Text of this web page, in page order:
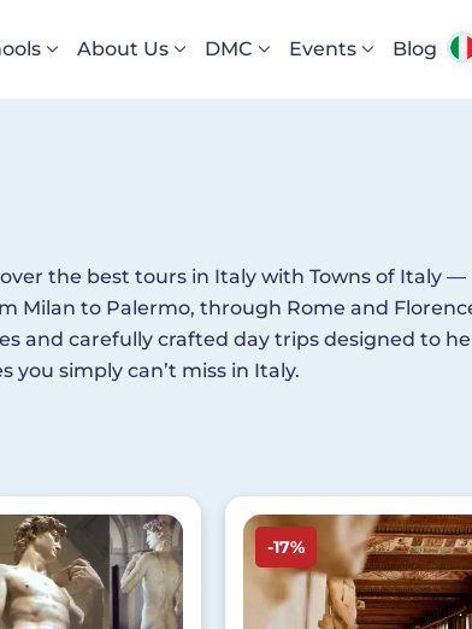
About Us DMC Events Blog
the best tours in Italy with Towns of Italy —
Milan to Palermo, through Rome and
and carefully crafted day trips designed to
simply can’t miss in Italy.
Image
-17%